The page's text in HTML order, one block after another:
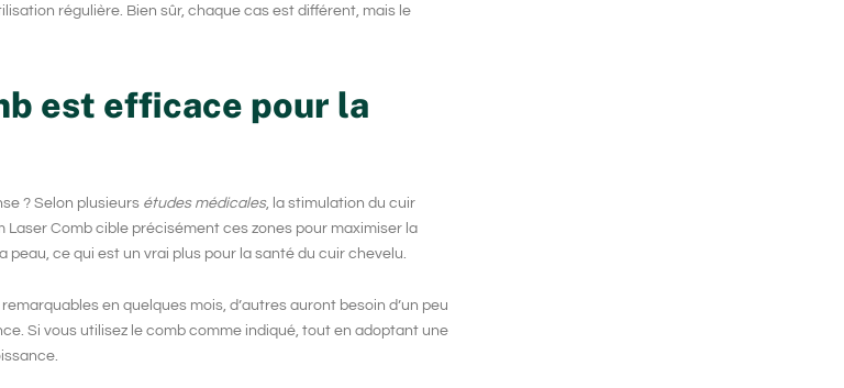
régulière. Bien sûr, chaque cas est différent, mais le
est efficace pour la
? Selon plusieurs études médicales, la stimulation du cuir
Comb cible précisément ces zones pour maximiser la
ce qui est un vrai plus pour la santé du cuir chevelu.
en quelques mois, d’autres auront besoin d’un peu
Si vous utilisez le comb comme indiqué, tout en adoptant une